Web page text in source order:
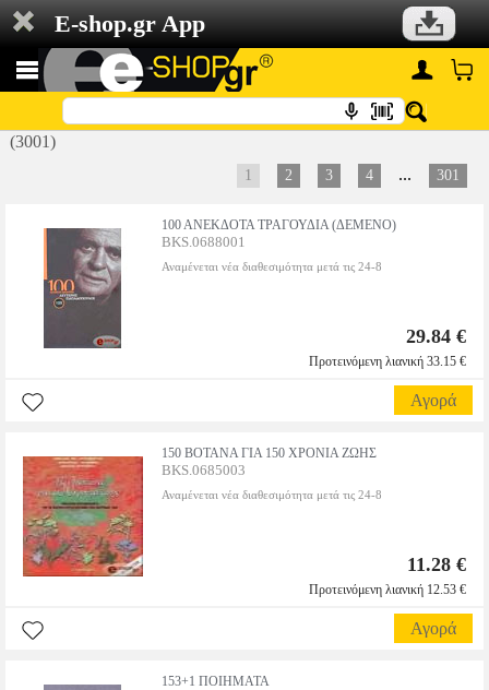
E-shop.gr App
(3001)
1 2 3 4 ... 301
100 ΑΝΕΚΔΟΤΑ ΤΡΑΓΟΥΔΙΑ (ΔΕΜΕΝΟ)
BKS.0688001
Αναμένεται νέα διαθεσιμότητα μετά τις 24-8
29.84 €
Προτεινόμενη λιανική 33.15 €
Αγορά
150 ΒΟΤΑΝΑ ΓΙΑ 150 ΧΡΟΝΙΑ ΖΩΗΣ
BKS.0685003
Αναμένεται νέα διαθεσιμότητα μετά τις 24-8
11.28 €
Προτεινόμενη λιανική 12.53 €
Αγορά
153+1 ΠΟΙΗΜΑΤΑ